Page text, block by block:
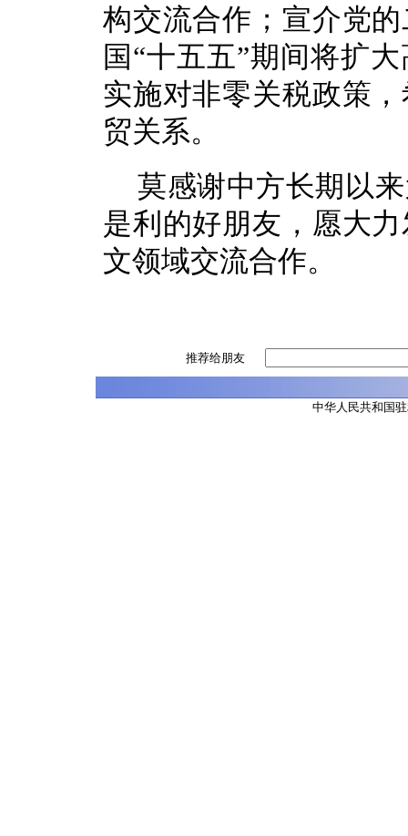
构交流合作；宣介党
国“十五五”期间将扩
实施对非零关税政策
贸关系。
莫感谢中方长期以
是利的好朋友，愿大
文领域交流合作。
推荐给朋友
中华人民共和国